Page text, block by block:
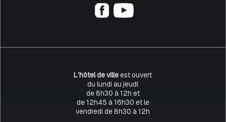
L’hôtel de villeest ouvert
du lundi au jeudi
de 8h30 à 12h et
de 12h45 à 16h30 et le
vendredi de 8h30 à 12h